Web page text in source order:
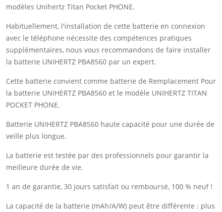
modèles Unihertz Titan Pocket PHONE.
Habituellement, l'installation de cette batterie en connexion
avec le téléphone nécessite des compétences pratiques
supplémentaires, nous vous recommandons de faire installer
la batterie UNIHERTZ PBA8560 par un expert.
Cette batterie convient comme batterie de Remplacement Pour
la batterie UNIHERTZ PBA8560 et le modèle UNIHERTZ TITAN
POCKET PHONE.
Batterie UNIHERTZ PBA8560 haute capacité pour une durée de
veille plus longue.
La batterie est testée par des professionnels pour garantir la
meilleure durée de vie.
1 an de garantie, 30 jours satisfait ou remboursé, 100 % neuf !
La capacité de la batterie (mAh/A/W) peut être différente ; plus